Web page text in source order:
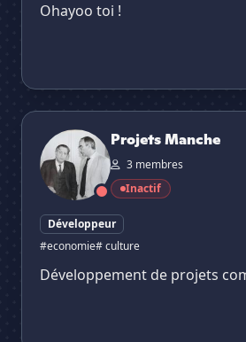
Ohayoo toi !
Projets Manche
Projets Manche
3 membres
Inactif
Développeur
#economie# culture
Développement de projets